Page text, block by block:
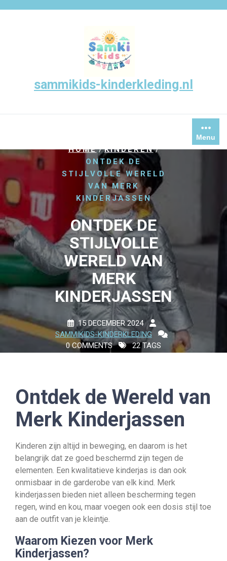
sammikids-kinderkleding.nl
Menu
HOME/KINDEREN/
ONTDEK DE
STIJLVOLLE WERELD
VAN MERK
KINDERJASSEN
ONTDEK DE
STIJLVOLLE
WERELD VAN
MERK
KINDERJASSEN
15 DECEMBER 2024
SAMMIKIDS-KINDERKLEDING
0 COMMENTS
22 TAGS
Ontdek de Wereld van
Merk Kinderjassen
Kinderen zijn altijd in beweging, en daarom is het
belangrijk dat ze goed beschermd zijn tegen de
elementen. Een kwalitatieve kinderjas is dan ook
onmisbaar in de garderobe van elk kind. Merk
kinderjassen bieden niet alleen bescherming tegen
regen, wind en kou, maar voegen ook een dosis stijl toe
aan de outfit van je kleintje.
Waarom Kiezen voor Merk
Kinderjassen?